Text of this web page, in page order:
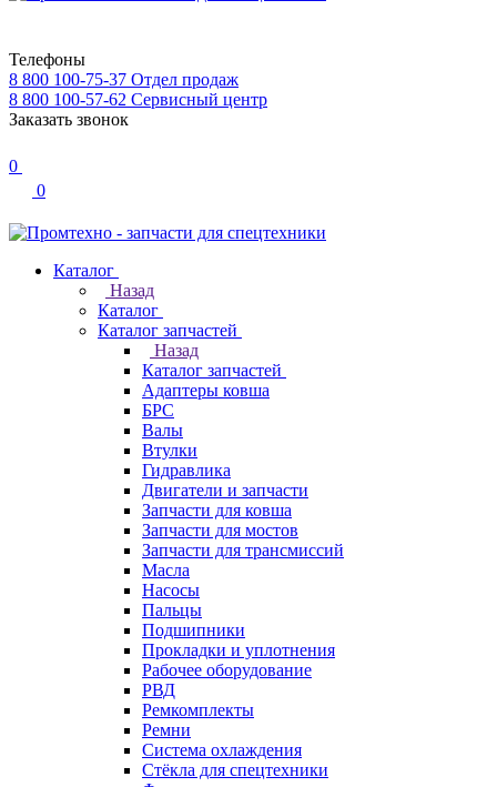
Телефоны
8 800 100-75-37 Отдел продаж
8 800 100-57-62 Сервисный центр
Заказать звонок
0
0
Каталог
Назад
Каталог
Каталог запчастей
Назад
Каталог запчастей
Адаптеры ковша
БРС
Валы
Втулки
Гидравлика
Двигатели и запчасти
Запчасти для ковша
Запчасти для мостов
Запчасти для трансмиссий
Масла
Насосы
Пальцы
Подшипники
Прокладки и уплотнения
Рабочее оборудование
РВД
Ремкомплекты
Ремни
Система охлаждения
Стёкла для спецтехники